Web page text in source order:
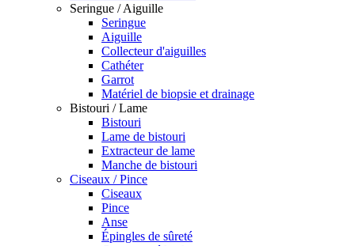
Seringue / Aiguille
Seringue
Aiguille
Collecteur d'aiguilles
Cathéter
Garrot
Matériel de biopsie et drainage
Bistouri / Lame
Bistouri
Lame de bistouri
Extracteur de lame
Manche de bistouri
Ciseaux / Pince
Ciseaux
Pince
Anse
Épingles de sûreté